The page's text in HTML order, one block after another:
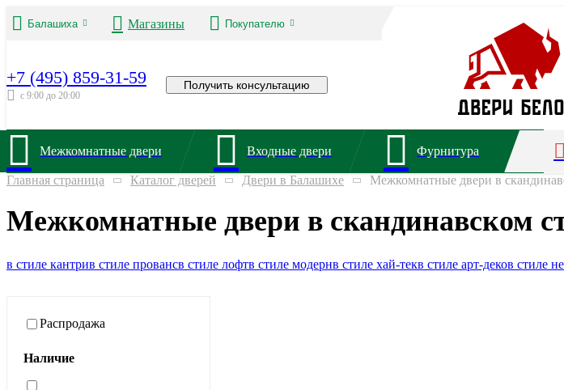
Балашиха Магазины Покупателю
+7 (495) 859-31-59
с 9:00 до 20:00
Получить консультацию
Межкомнатные двери Входные двери Фурнитура
Главная страница Каталог дверей Двери в Балашихе Межкомнатные двери в
Межкомнатные двери в скандинавском
в стиле кантрив стиле провансв стиле лофтв стиле модернв стиле хай-текв стиле арт-деков стиле
Распродажа
Наличие